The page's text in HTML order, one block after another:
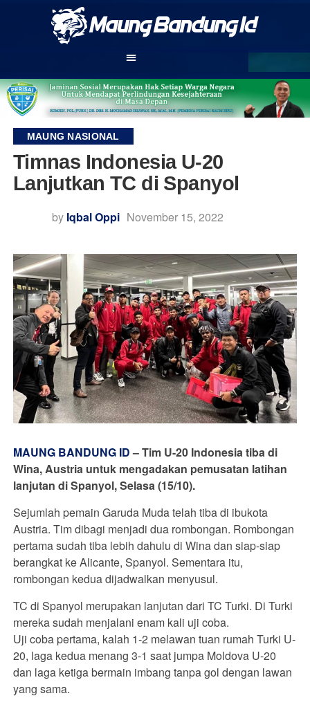
MAUNG NASIONAL
Timnas Indonesia U-20
Lanjutkan TC di Spanyol
by Iqbal Oppi November 15, 2022
MAUNG BANDUNG ID–Tim U-20 Indonesia tiba di
Wina, Austria untuk mengadakan pemusatan latihan
lanjutan di Spanyol, Selasa (15/10).
Sejumlah pemain Garuda Muda telah tiba di ibukota
Austria. Tim dibagi menjadi dua rombongan. Rombongan
pertama sudah tiba lebih dahulu di Wina dan siap-siap
berangkat ke Alicante, Spanyol. Sementara itu,
rombongan kedua dijadwalkan menyusul.
TC di Spanyol merupakan lanjutan dari TC Turki. Di Turki
mereka sudah menjalani enam kali uji coba.
Uji coba pertama, kalah 1-2 melawan tuan rumah Turki U-
20, laga kedua menang 3-1 saat jumpa Moldova U-20
dan laga ketiga bermain imbang tanpa gol dengan lawan
yang sama.